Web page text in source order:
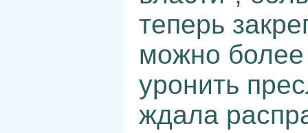
теперь
можно более
уронить
ждала